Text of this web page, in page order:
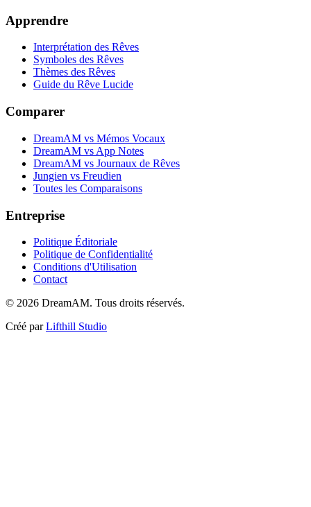
Apprendre
Interprétation des Rêves
Symboles des Rêves
Thèmes des Rêves
Guide du Rêve Lucide
Comparer
DreamAM vs Mémos Vocaux
DreamAM vs App Notes
DreamAM vs Journaux de Rêves
Jungien vs Freudien
Toutes les Comparaisons
Entreprise
Politique Éditoriale
Politique de Confidentialité
Conditions d'Utilisation
Contact
© 2026 DreamAM. Tous droits réservés.
Créé par Lifthill Studio